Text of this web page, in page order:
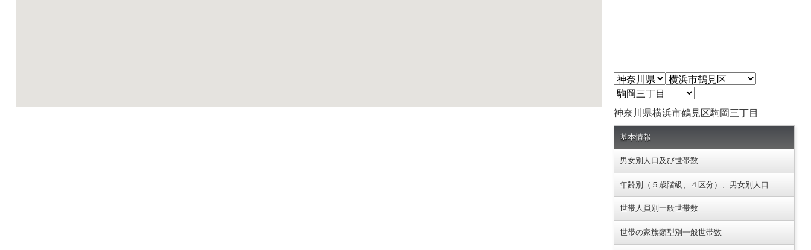
神奈川県横浜市鶴見区駒岡三丁目
基本情報
男女別人口及び世帯数
年齢別（５歳階級、４区分）、男女別人口
世帯人員別一般世帯数
世帯の家族類型別一般世帯数